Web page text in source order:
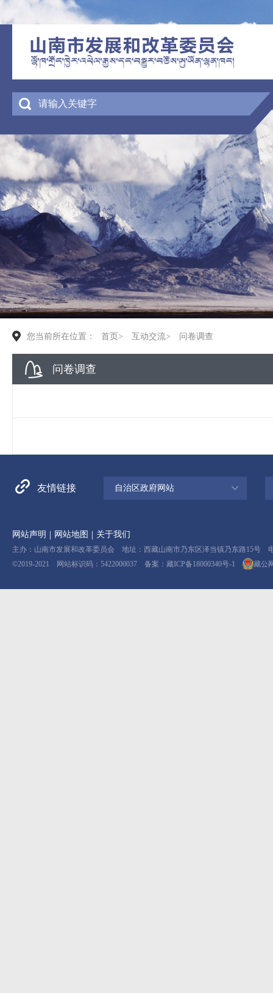
您当前所在位置： 首页 > 互动交流> 问卷调查
问卷调查
友情链接 自治区政府网站
网站声明 | 网站地图 | 关于我们
主办：山南市发展和改革委员会 地址：西藏山南市乃东区泽当镇乃东路15号 电
©2019-2021 网站标识码：5422000037 备案： 藏ICP备18000340号-1 藏公